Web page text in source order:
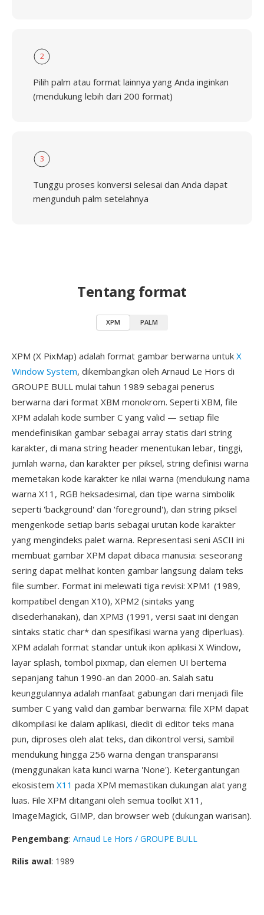
2
Pilih palm atau format lainnya yang Anda inginkan
(mendukung lebih dari 200 format)
3
Tunggu proses konversi selesai dan Anda dapat
mengunduh palm setelahnya
Tentang format
XPM PALM
XPM (X PixMap) adalah format gambar berwarna untuk X
Window System, dikembangkan oleh Arnaud Le Hors di
GROUPE BULL mulai tahun 1989 sebagai penerus
berwarna dari format XBM monokrom. Seperti XBM, file
XPM adalah kode sumber C yang valid — setiap file
mendefinisikan gambar sebagai array statis dari string
karakter, di mana string header menentukan lebar, tinggi,
jumlah warna, dan karakter per piksel, string definisi warna
memetakan kode karakter ke nilai warna (mendukung nama
warna X11, RGB heksadesimal, dan tipe warna simbolik
seperti 'background' dan 'foreground'), dan string piksel
mengenkode setiap baris sebagai urutan kode karakter
yang mengindeks palet warna. Representasi seni ASCII ini
membuat gambar XPM dapat dibaca manusia: seseorang
sering dapat melihat konten gambar langsung dalam teks
file sumber. Format ini melewati tiga revisi: XPM1 (1989,
kompatibel dengan X10), XPM2 (sintaks yang
disederhanakan), dan XPM3 (1991, versi saat ini dengan
sintaks static char* dan spesifikasi warna yang diperluas).
XPM adalah format standar untuk ikon aplikasi X Window,
layar splash, tombol pixmap, dan elemen UI bertema
sepanjang tahun 1990-an dan 2000-an. Salah satu
keunggulannya adalah manfaat gabungan dari menjadi file
sumber C yang valid dan gambar berwarna: file XPM dapat
dikompilasi ke dalam aplikasi, diedit di editor teks mana
pun, diproses oleh alat teks, dan dikontrol versi, sambil
mendukung hingga 256 warna dengan transparansi
(menggunakan kata kunci warna 'None'). Ketergantungan
ekosistem X11 pada XPM memastikan dukungan alat yang
luas. File XPM ditangani oleh semua toolkit X11,
ImageMagick, GIMP, dan browser web (dukungan warisan).
Pengembang: Arnaud Le Hors / GROUPE BULL
Rilis awal: 1989